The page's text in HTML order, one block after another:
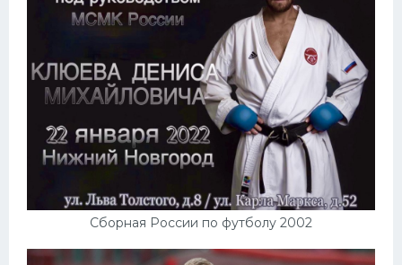
Сборная России по футболу 2002